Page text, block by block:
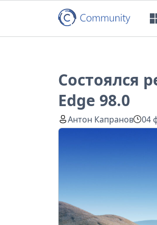
Состоялся
Edge 98.0
Антон Капранов 04